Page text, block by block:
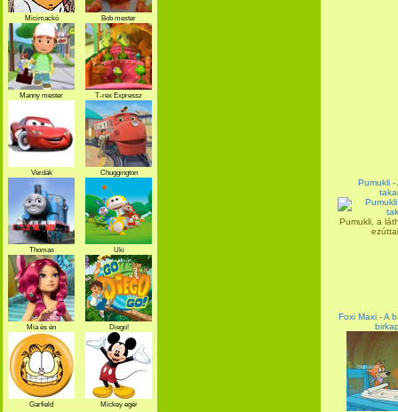
Pumukli -
Pumukli, a
Foxi Maxi - A
Micimackó Bob mester
Manny mester T-rex Expressz
Verdák Chuggington
Thomas Uki
Mia és én Diego!
Garfield Mickey egér